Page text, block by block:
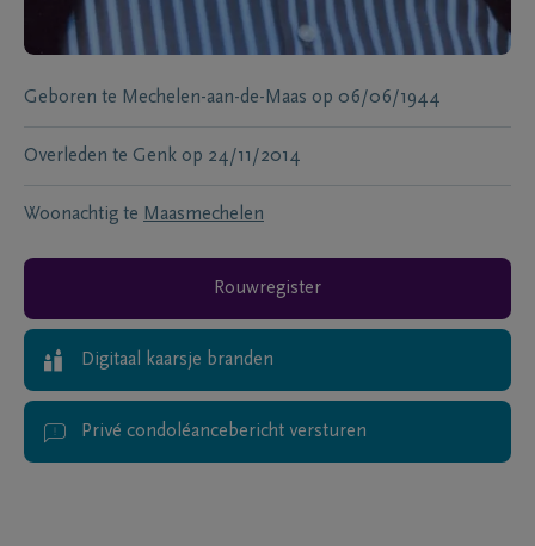
Geboren te Mechelen-aan-de-Maas op 06/06/1944
Overleden te Genk op 24/11/2014
Woonachtig te Maasmechelen
Rouwregister
Digitaal kaarsje branden
Privé condoléancebericht versturen